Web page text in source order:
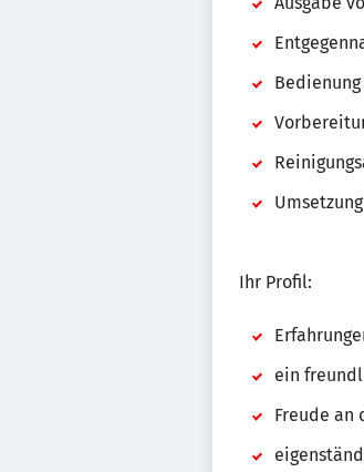
Bedienung
Ihr Profil:
ein
Freude an